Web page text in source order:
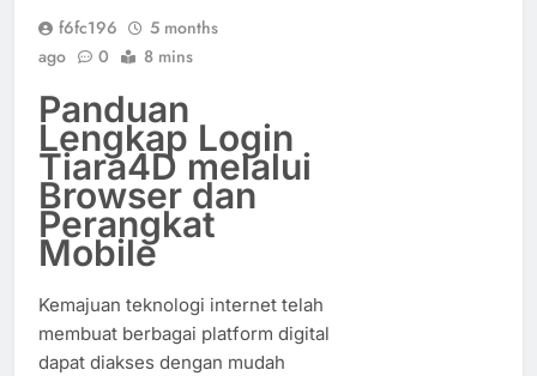
f6fc196
5 months
ago
0 8 mins
Panduan
Lengkap Login
Tiara4D melalui
Browser dan
Perangkat
Mobile
Kemajuan teknologi internet telah
membuat berbagai platform digital
dapat diakses dengan mudah